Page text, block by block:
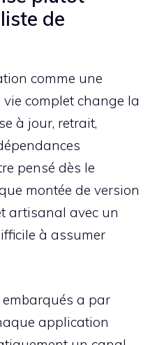
de
comme une
complet change la
à jour, retrait,
pensé dès le
montée de version
artisanal avec un
à assumer
a par
application